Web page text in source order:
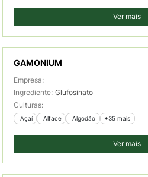
Ver mais
GAMONIUM
Empresa:
Ingrediente: Glufosinato
Culturas:
Açaí Alface Algodão +35 mais
Ver mais